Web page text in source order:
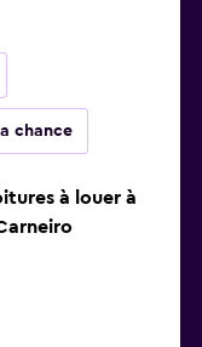
chance
à louer à